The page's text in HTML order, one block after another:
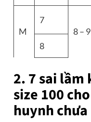
M
7
8 – 9
8
2. 7 sai lầm
size 100
huynh